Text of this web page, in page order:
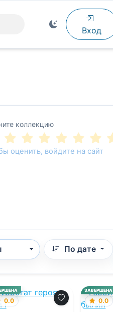
Вход
коллекцию
оценить, войдите на сайт
По дате
0.0
ЗАВЕРШЕНА
0.0